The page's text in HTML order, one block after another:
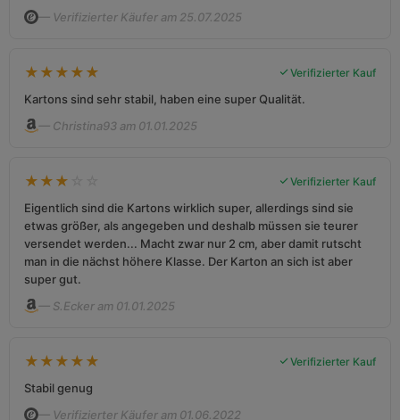
— Verifizierter Käufer am 25.07.2025
★ ★ ★ ★ ★ Verifizierter Kauf
Kartons sind sehr stabil, haben eine super Qualität.
— Christina93 am 01.01.2025
★ ★ ★ Verifizierter Kauf
Eigentlich sind die Kartons wirklich super, allerdings sind sie
etwas größer, als angegeben und deshalb müssen sie teurer
versendet werden... Macht zwar nur 2 cm, aber damit rutscht
man in die nächst höhere Klasse. Der Karton an sich ist aber
super gut.
— S.Ecker am 01.01.2025
★ ★ ★ ★ ★ Verifizierter Kauf
Stabil genug
— Verifizierter Käufer am 01.06.2022